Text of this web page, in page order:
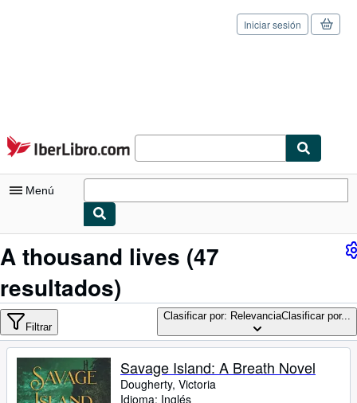
Pasar al contenido principal
IberLibro.com
Iniciar sesión
Menú
Mi cuenta
Cerrar sesión
Búsqueda avanzada
Colecciones
Libros antiguos
A thousand lives (47
resultados)
Filtrar
Clasificar por: RelevanciaClasificar por...
Savage Island: A Breath Novel
Dougherty, Victoria
Idioma: Inglés